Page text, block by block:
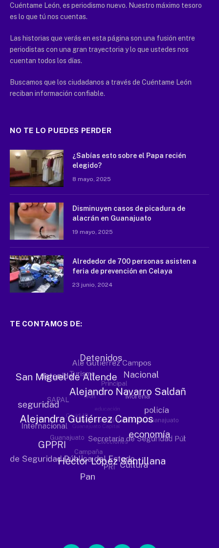
Cuéntame León, es periodismo nuevo. Nuestro máximo tesoro
es lo que tú nos cuentas.
Las historias que verás en esta página son una fusión entre
periodistas con una gran trayectoria y lo que ustedes nos
cuentan todos los días.
Buscamos que los ciudadanos a través de Cuéntame León
reciban información confiable.
NO TE LO PUEDES PERDER
¿Sabías esto sobre el Papa recién
elegido?
8 mayo, 2025
Disminuyen casos de picadura de
alacrán en Guanajuato
19 mayo, 2025
Alrededor de 700 personas asisten a
feria de prevención en Celaya
23 junio, 2024
TE CONTAMOS DE: